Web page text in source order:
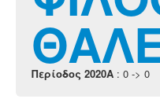
Login
Περίοδος 2020A : 0 -> 0